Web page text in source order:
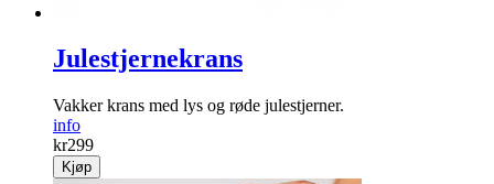
Julestjernekrans
Vakker krans med lys og røde jule­stjerner.
info
kr299
Kjøp